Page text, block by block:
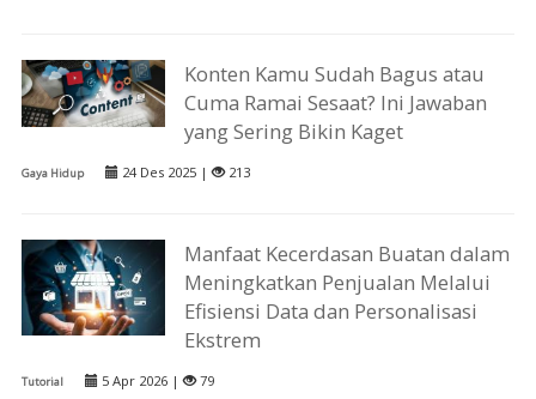
Konten Kamu Sudah Bagus atau
Cuma Ramai Sesaat? Ini Jawaban
yang Sering Bikin Kaget
Gaya Hidup 24 Des 2025 | 213
Manfaat Kecerdasan Buatan dalam
Meningkatkan Penjualan Melalui
Efisiensi Data dan Personalisasi
Ekstrem
Tutorial 5 Apr 2026 | 79